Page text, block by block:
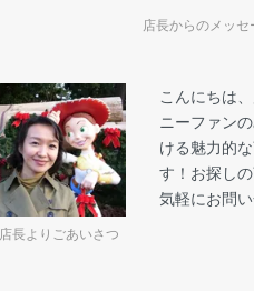
店長からのメッセ
店長よりごあいさつ
こんにちは
ニーファン
ける魅力的
す！お探し
気軽にお問